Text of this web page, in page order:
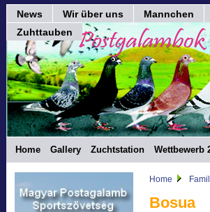
News Wir über uns Mannchen
Zuhttauben
Home Gallery Zuchtstation Wettbewerb
Home
Bosua